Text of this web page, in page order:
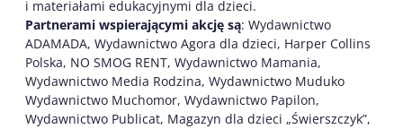
i materiałami edukacyjnymi dla dzieci.
Partnerami wspierającymi akcję są: Wydawnictwo
ADAMADA, Wydawnictwo Agora dla dzieci, Harper Collins
Polska, NO SMOG RENT, Wydawnictwo Mamania,
Wydawnictwo Media Rodzina, Wydawnictwo Muduko
Wydawnictwo Muchomor, Wydawnictwo Papilon,
Wydawnictwo Publicat, Magazyn dla dzieci „Świerszczyk”,